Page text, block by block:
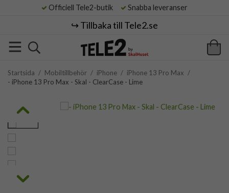
Officiell Tele2-butik Snabba leveranser
↪️ Tillbaka till Tele2.se
Startsida / Mobiltillbehör / iPhone / iPhone 13 Pro Max /
- iPhone 13 Pro Max - Skal - ClearCase - Lime